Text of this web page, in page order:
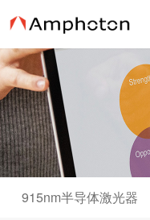
915nm半导体激光器